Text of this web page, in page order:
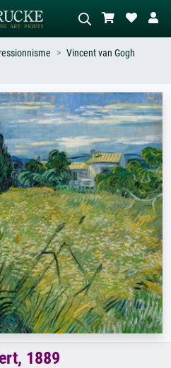
Décrivez la scène – ex. prairie verte,
abstrait avec beaucoup de rouge,
tableau sombre, nu debout près d'un
arbre.
Vincent van Gogh
1889